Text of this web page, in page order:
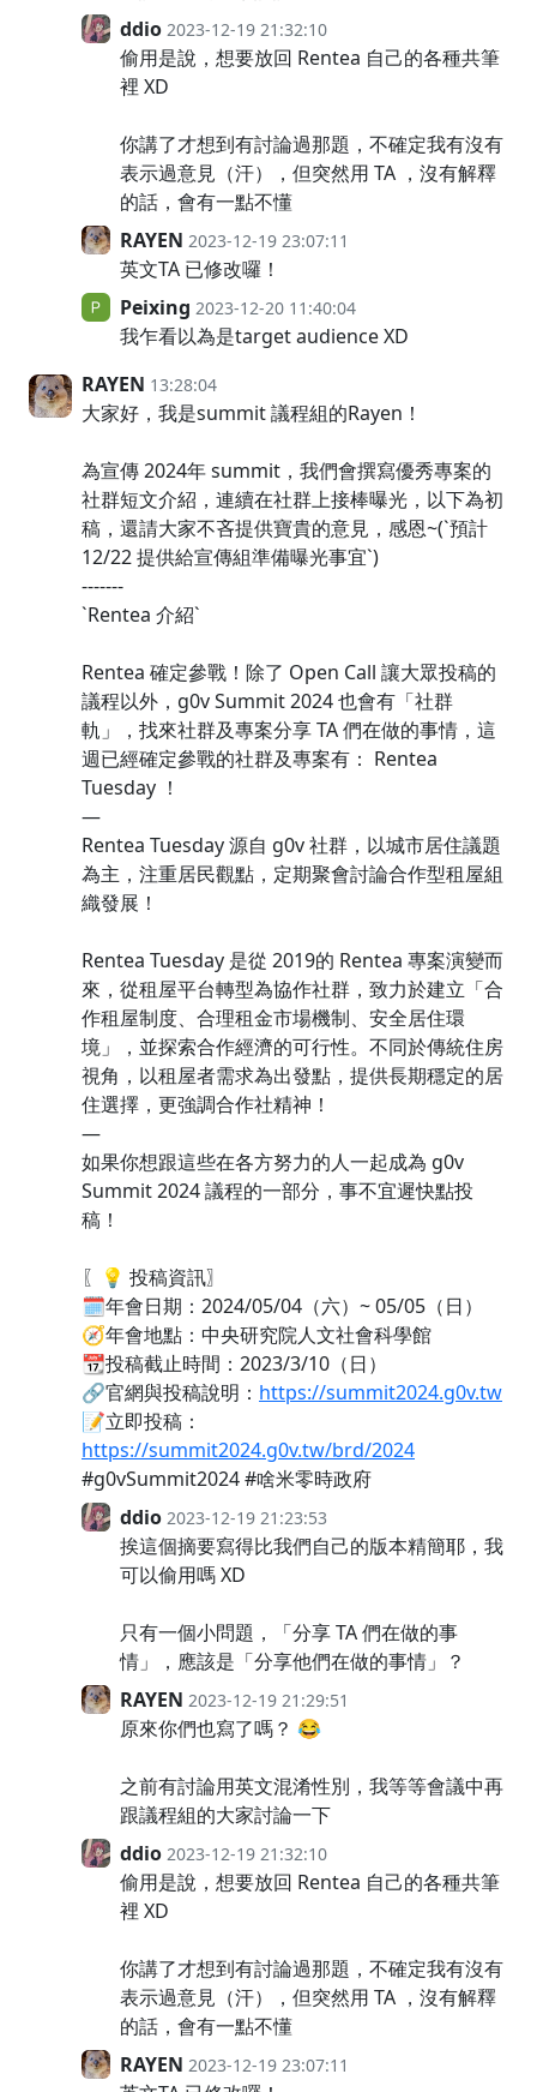
ddio 2023-12-19 21:32:10
偷用是說，想要放回 Rentea 自己的各種共筆
裡 XD
你講了才想到有討論過那題，不確定我有沒有
表示過意見（汗），但突然用 TA ，沒有解釋
的話，會有一點不懂
RAYEN 2023-12-19 23:07:11
英文TA 已修改囉！
Peixing 2023-12-20 11:40:04
我乍看以為是target audience XD
RAYEN 13:28:04
大家好，我是summit 議程組的Rayen！
為宣傳 2024年 summit，我們會撰寫優秀專案的
社群短文介紹，連續在社群上接棒曝光，以下為初
稿，還請大家不吝提供寶貴的意見，感恩~(`預計
12/22 提供給宣傳組準備曝光事宜`)
-------
`Rentea 介紹`
Rentea 確定參戰！除了 Open Call 讓大眾投稿的
議程以外，g0v Summit 2024 也會有「社群
軌」，找來社群及專案分享 TA 們在做的事情，這
週已經確定參戰的社群及專案有： Rentea
Tuesday ！
—
Rentea Tuesday 源自 g0v 社群，以城市居住議題
為主，注重居民觀點，定期聚會討論合作型租屋組
織發展！
Rentea Tuesday 是從 2019的 Rentea 專案演變而
來，從租屋平台轉型為協作社群，致力於建立「合
作租屋制度、合理租金市場機制、安全居住環
境」，並探索合作經濟的可行性。不同於傳統住房
視角，以租屋者需求為出發點，提供長期穩定的居
住選擇，更強調合作社精神！
—
如果你想跟這些在各方努力的人一起成為 g0v
Summit 2024 議程的一部分，事不宜遲快點投
稿！
〖💡 投稿資訊〗
🗓️年會日期：2024/05/04（六）~ 05/05（日）
🧭年會地點：中央研究院人文社會科學館
📆投稿截止時間：2023/3/10（日）
🔗官網與投稿說明： https://summit2024.g0v.tw
📝立即投稿：
https://summit2024.g0v.tw/brd/2024
#g0vSummit2024 #啥米零時政府
ddio 2023-12-19 21:23:53
挨這個摘要寫得比我們自己的版本精簡耶，我
可以偷用嗎 XD
只有一個小問題，「分享 TA 們在做的事
情」，應該是「分享他們在做的事情」？
RAYEN 2023-12-19 21:29:51
原來你們也寫了嗎？ 😂
之前有討論用英文混淆性別，我等等會議中再
跟議程組的大家討論一下
ddio 2023-12-19 21:32:10
偷用是說，想要放回 Rentea 自己的各種共筆
裡 XD
你講了才想到有討論過那題，不確定我有沒有
表示過意見（汗），但突然用 TA ，沒有解釋
的話，會有一點不懂
RAYEN 2023-12-19 23:07:11